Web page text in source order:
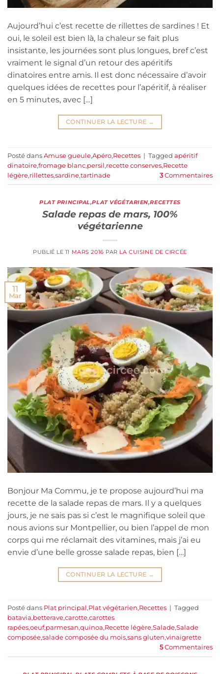
Aujourd’hui c’est recette de rillettes de sardines ! Et
oui, le soleil est bien là, la chaleur se fait plus
insistante, les journées sont plus longues, bref c’est
vraiment le signal d’un retour des apéritifs
dinatoires entre amis. Il est donc nécessaire d’avoir
quelques idées de recettes pour l’apéritif, à réaliser
en 5 minutes, avec […]
CONTINUER LA LECTURE →
Posté dans Amuse gueule,Apéro,Recettes | Tagged apéritif
dinatoire,fromage blanc,persil ,recette conserves,Recette
légère,rillettes,sardine,tartinade 3Commentaires
PLAT PRINCIPAL,PLAT VÉGÉTARIEN,RECETTES
Salade repas de mars, 100%
végétarienne
PUBLIÉ LE 11 MARS 2016 PAR LA CUISINE DE CIRCÉE
11
Mar
Bonjour Ma Commu, je te propose aujourd’hui ma
recette de la salade repas de mars. Il y a quelques
jours, je ne sais pas si c’est le magnifique soleil que
nous avions sur Montpellier, ou bien l’appel de mon
corps qui me réclamait des vitamines, mais j’ai eu
envie d’une belle grosse salade repas, bien […]
CONTINUER LA LECTURE →
Posté dans Plat principal,Plat végétarien,Recettes | Tagged
batavia,betterave,carotte,carottes
rapées,oeuf,parmesan,quinoa,Recette légère,Salade,Salade
composée,salade composée du mois,sans gluten,vinaigrette
5Commentaires